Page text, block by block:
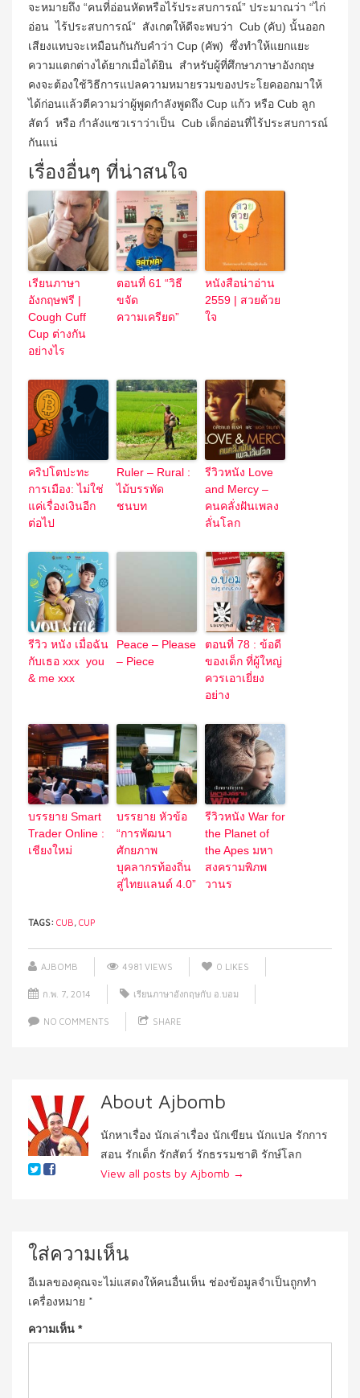
จะหมายถึง “คนที่อ่อนหัดหรือไร้ประสบการณ์” ประมาณว่า “ไก่
อ่อน ไร้ประสบการณ์” สังเกตให้ดีจะพบว่า Cub (คับ) นั้นออก
เสียงแทบจะเหมือนกันกับคำว่า Cup (คัพ) ซึ่งทำให้แยกแยะ
ความแตกต่างได้ยากเมื่อได้ยิน สำหรับผู้ที่ศึกษาภาษาอังกฤษ
คงจะต้องใช้วิธีการแปลความหมายรวมของประโยคออกมาให้
ได้ก่อนแล้วตีความว่าผู้พูดกำลังพูดถึง Cup แก้ว หรือ Cub ลูก
สัตว์ หรือ กำลังแซวเราว่าเป็น Cub เด็กอ่อนที่ไร้ประสบการณ์
กันแน่
เรื่องอื่นๆ ที่น่าสนใจ
เรียนภาษา
อังกฤษฟรี |
Cough Cuff
Cup ต่างกัน
อย่างไร
ตอนที่ 61 “วิธี
ขจัด
ความเครียด”
หนังสือน่าอ่าน
2559 | สวยด้วย
ใจ
คริปโตปะทะ
การเมือง: ไม่ใช่
แค่เรื่องเงินอีก
ต่อไป
Ruler – Rural :
ไม้บรรทัด
ชนบท
รีวิวหนัง Love
and Mercy –
คนคลั่งฝันเพลง
ลั่นโลก
รีวิว หนัง เมื่อฉัน
กับเธอ xxx you
& me xxx
Peace – Please
– Piece
ตอนที่ 78 : ข้อดี
ของเด็ก ที่ผู้ใหญ่
ควรเอาเยี่ยง
อย่าง
บรรยาย Smart
Trader Online :
เชียงใหม่
บรรยาย หัวข้อ
“การพัฒนา
ศักยภาพ
บุคลากรท้องถิ่น
สู่ไทยแลนด์ 4.0”
รีวิวหนัง War for
the Planet of
the Apes มหา
สงครามพิภพ
วานร
TAGS: CUB, CUP
AJBOMB 4981 VIEWS 0 LIKES
ก.พ. 7, 2014 เรียนภาษาอังกฤษกับ อ.บอม
NO COMMENTS SHARE
About Ajbomb
นักหาเรื่อง นักเล่าเรื่อง นักเขียน นักแปล รักการ
สอน รักเด็ก รักสัตว์ รักธรรมชาติ รักษ์โลก
View all posts by Ajbomb →
ใส่ความเห็น
อีเมลของคุณจะไม่แสดงให้คนอื่นเห็น ช่องข้อมูลจำเป็นถูกทำ
เครื่องหมาย *
ความเห็น *